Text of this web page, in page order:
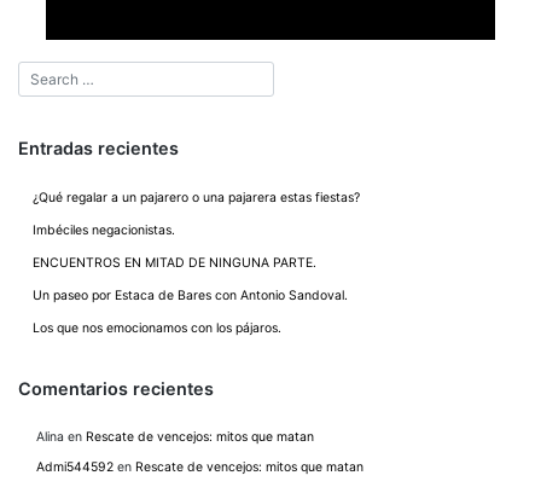
Entradas recientes
¿Qué regalar a un pajarero o una pajarera estas fiestas?
Imbéciles negacionistas.
ENCUENTROS EN MITAD DE NINGUNA PARTE.
Un paseo por Estaca de Bares con Antonio Sandoval.
Los que nos emocionamos con los pájaros.
Comentarios recientes
Alina en Rescate de vencejos: mitos que matan
Admi544592 en Rescate de vencejos: mitos que matan